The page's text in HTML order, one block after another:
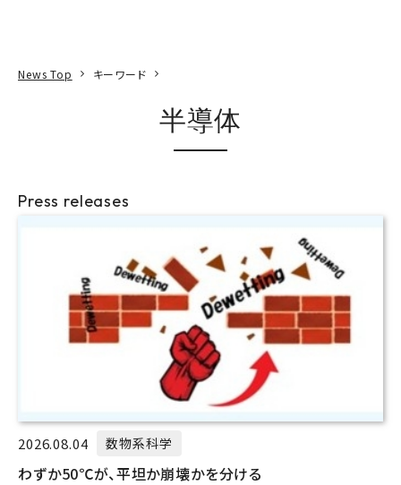
News Top キーワード
半導体
Press releases
2026.08.04 数物系科学
わずか50℃が、平坦か崩壊かを分ける